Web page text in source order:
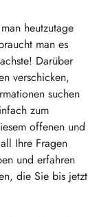
heutzutage
man es
Darüber
verschicken,
suchen
zum
offenen und
Ihre Fragen
und erfahren
die Sie bis jetzt